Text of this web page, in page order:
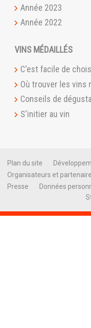
Année 2023
Année 2022
VINS MÉDAILLÉS
C'est facile de
Où trouver les vins
Conseils de
S'initier au vin
Plan du site
Organisateurs et
Presse
Données